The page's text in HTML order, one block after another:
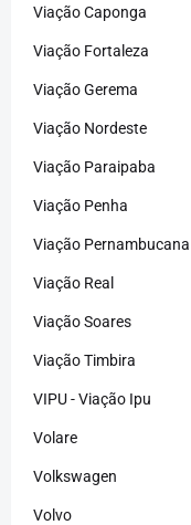
Viação Caponga
Viação Fortaleza
Viação Gerema
Viação Nordeste
Viação Paraipaba
Viação Penha
Viação Pernambucana
Viação Real
Viação Soares
Viação Timbira
VIPU - Viação Ipu
Volare
Volkswagen
Volvo